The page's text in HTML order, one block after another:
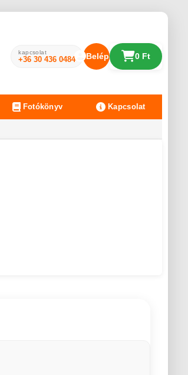
kapcsolat
+36 30 436 0484 Belépés 0 Ft
Fotókönyv Kapcsolat